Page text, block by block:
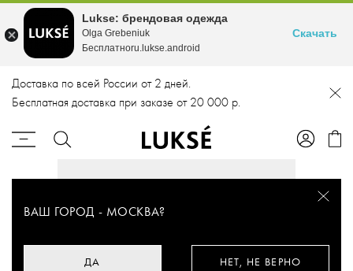
Доставка по всей России от 2 дней.
Бесплатная доставка при заказе от 20 000 р.
ВАШ ГОРОД - МОСКВА?
ДА НЕТ, НЕ ВЕРНО
Lukse: брендовая одежда
Olga Grebeniuk
Бесплатноru.lukse.android
Скачать